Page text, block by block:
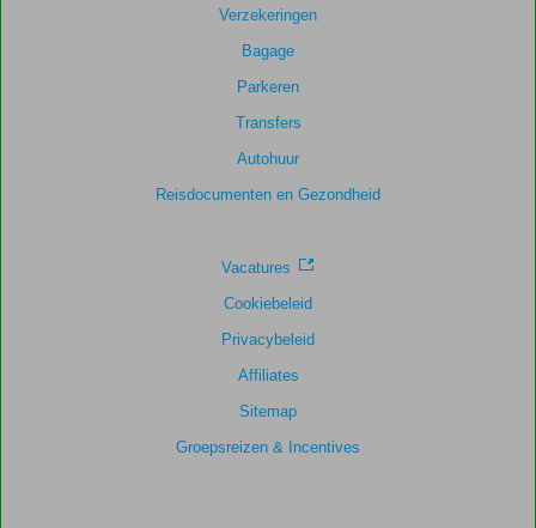
Verzekeringen
Bagage
Parkeren
Transfers
Autohuur
Reisdocumenten en Gezondheid
Vacatures
Cookiebeleid
Privacybeleid
Affiliates
Sitemap
Groepsreizen & Incentives